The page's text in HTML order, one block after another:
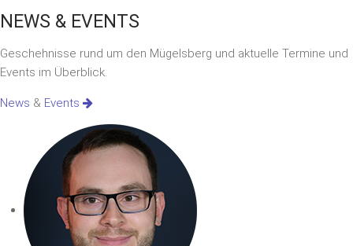
NEWS & EVENTS
Geschehnisse rund um den Mügelsberg und aktuelle Termine und
Events im Überblick.
News & Events